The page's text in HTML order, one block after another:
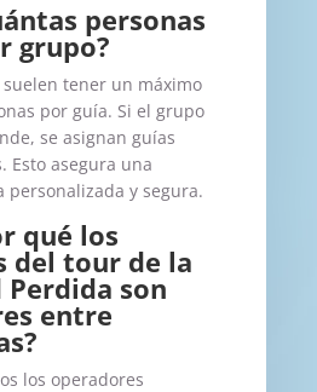
personas
grupo?
suelen tener un máximo
por guía. Si el grupo
se asignan guías
Esto asegura una
personalizada y segura.
qué los
del tour de la
Perdida son
entre
los operadores